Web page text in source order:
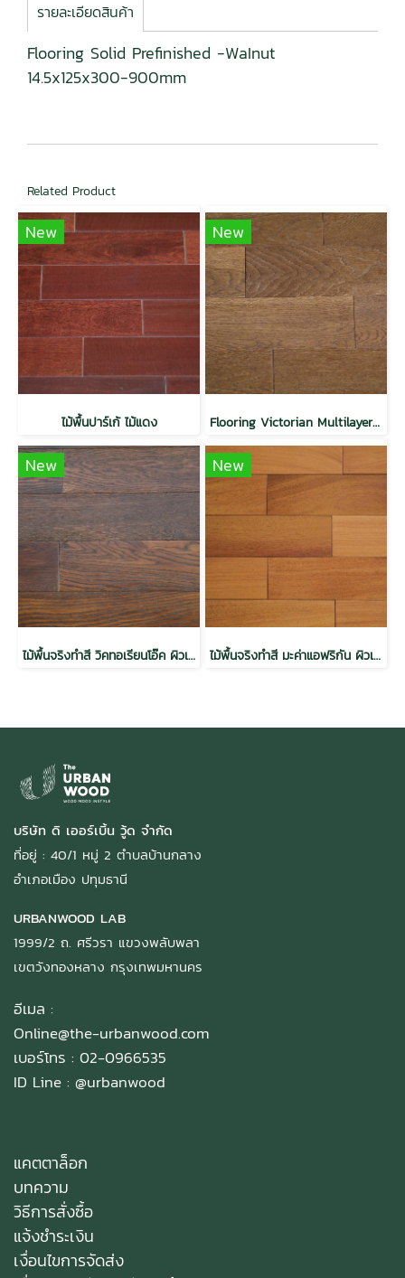
รายละเอียดสินค้า
Flooring Solid Prefinished -WaInut
14.5x125x300-900mm
Related Product
New
ไม้พื้นปาร์เก้ ไม้แดง
New
Flooring Victorian Multilayer Top Veneer 3 mm. - Ribbed-Coffee
New
ไม้พื้นจริงทำสี วิคทอเรียนโอ๊ค ผิวเสี้ยนไม้ สีทัสคานี
New
ไม้พื้นจริงทำสี มะค่าแอฟริกัน ผิวเรียบ สีธรรมชาติ
บริษัท ดิ เออร์เบิ้น วู้ด จำกัด
ที่อยู่ : 40/1 หมู่ 2 ตำบลบ้านกลาง
อำเภอเมือง ปทุมธานี
URBANWOOD LAB
1999/2 ถ. ศรีวรา แขวงพลับพลา
เขตวังทองหลาง กรุงเทพมหานคร
อีเมล :
Online@the-urbanwood.com
เบอร์โทร : 02-0966535
ID Line : @urbanwood
แคตตาล็อก
บทความ
วิธีการสั่งซื้อ
แจ้งชำระเงิน
เงื่อนไขการจัดส่ง